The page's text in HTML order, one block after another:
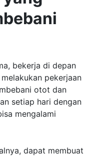
bekerja di depan
pekerjaan
otot dan
setiap hari dengan
mengalami
dapat membuat